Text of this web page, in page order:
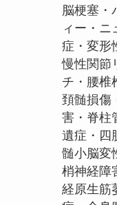
脳梗塞・
ィー・ニ
症・変形
慢性関節
チ・腰椎
頚髄損傷
害・脊柱
遺症・四
髄小脳変
梢神経障
経原生筋